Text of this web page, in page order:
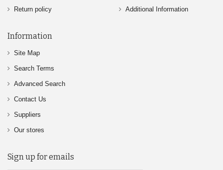
Return policy Additional Information
Information
Site Map
Search Terms
Advanced Search
Contact Us
Suppliers
Our stores
Sign up for emails